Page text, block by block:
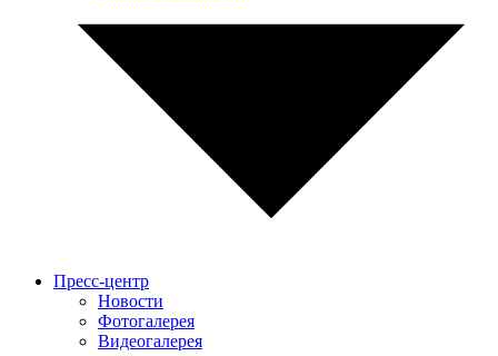
Пресс-центр
Новости
Фотогалерея
Видеогалерея